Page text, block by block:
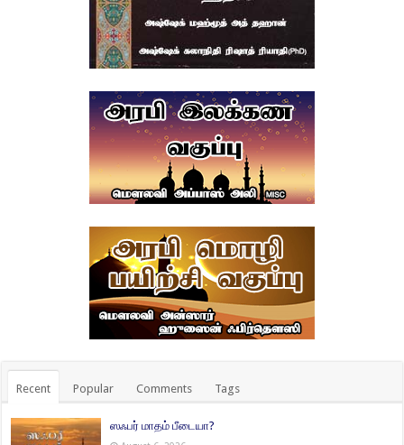
Recent Popular Comments Tags
ஸஃபர் மாதம் பீடையா?